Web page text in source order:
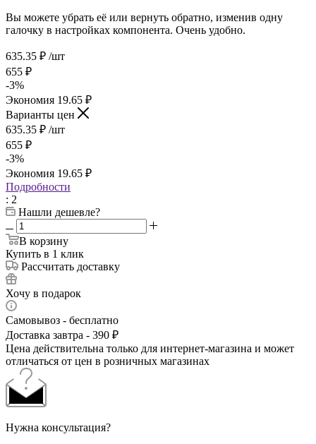
Вы можете убрать её или вернуть обратно, изменив одну
галочку в настройках компонента. Очень удобно.
635.35 ₽ /шт
655 ₽
-3%
Экономия 19.65 ₽
Варианты цен
635.35 ₽ /шт
655 ₽
-3%
Экономия 19.65 ₽
Подробности
: 2
Нашли дешевле?
В корзину
Купить в 1 клик
Рассчитать доставку
Хочу в подарок
Самовывоз - бесплатно
Доставка завтра - 390 ₽
Цена действительна только для интернет-магазина и может
отличаться от цен в розничных магазинах
Нужна консультация?